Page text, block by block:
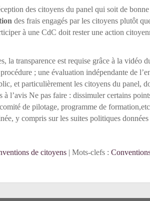
des citoyens du panel qui soit de
des frais engagés par les citoyens plutôt
à une CdC doit rester une action
la transparence est requise grâce à la vidéo
; une évaluation indépendante de
et particulièrement les citoyens du panel,
à l’avis Ne pas faire : dissimuler certains
de pilotage, programme de
y compris sur les suites politiques
de citoyens | Mots-clefs :